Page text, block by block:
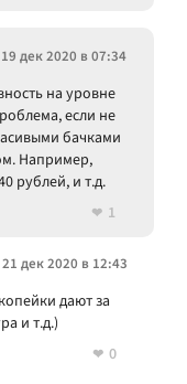
19 дек 2020 в 07:34
на уровне
если не
бачками
Например,
рублей, и т.д.
1
21 дек 2020 в 12:43
дают за
и т.д.)
0